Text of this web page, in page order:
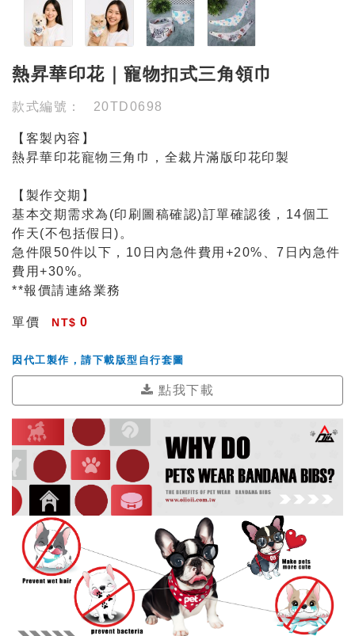
熱昇華印花｜寵物扣式三角領巾
款式編號： 20TD0698
【客製內容】
熱昇華印花寵物三角巾，全裁片滿版印花印製
【製作交期】
基本交期需求為(印刷圖稿確認)訂單確認後，14個工
作天(不包括假日)。
急件限50件以下，10日內急件費用+20%、7日內急件
費用+30%。
**報價請連絡業務
單價 0
因代工製作，請下載版型自行套圖
點我下載